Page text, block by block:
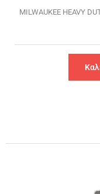
MILWAUKEE HEAVY